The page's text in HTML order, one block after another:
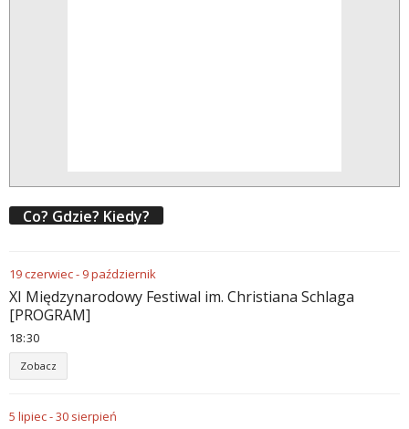
Co? Gdzie? Kiedy?
19czerwiec- 9październik
XI Międzynarodowy Festiwal im. Christiana Schlaga
[PROGRAM]
18 30
Zobacz
5 lipiec-30 sierpień